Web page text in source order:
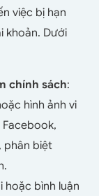
việc bị hạn
khoản. Dưới
chính sách:
hình ảnh vi
phân biệt
hoặc bình luận